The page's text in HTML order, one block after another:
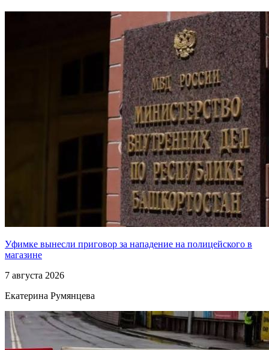
Уфимке вынесли приговор за нападение на полицейского в
магазине
7 августа 2026
Екатерина Румянцева